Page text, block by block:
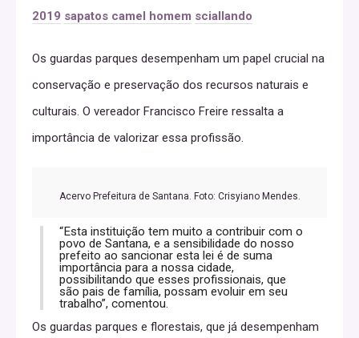
2019 sapatos camel homem sciallando
Os guardas parques desempenham um papel crucial na
conservação e preservação dos recursos naturais e
culturais. O vereador Francisco Freire ressalta a
importância de valorizar essa profissão.
Acervo Prefeitura de Santana. Foto: Crisyiano Mendes.
“Esta instituição tem muito a contribuir com o
povo de Santana, e a sensibilidade do nosso
prefeito ao sancionar esta lei é de suma
importância para a nossa cidade,
possibilitando que esses profissionais, que
são pais de família, possam evoluir em seu
trabalho”, comentou.
Os guardas parques e florestais, que já desempenham